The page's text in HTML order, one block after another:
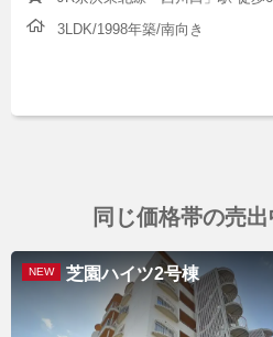
3LDK/1998年築/南向き
同じ価格帯の売
NEW 芝園ハイツ2号棟